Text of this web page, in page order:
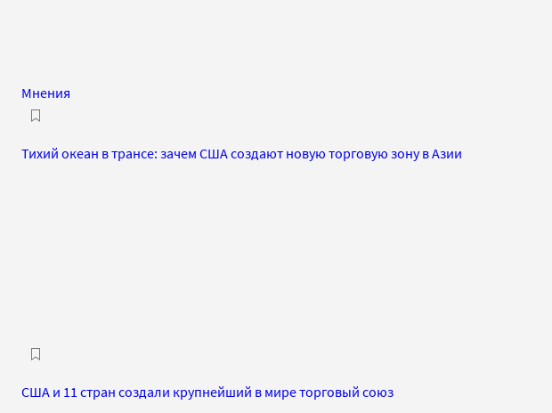
Мнения
Тихий океан в трансе: зачем США создают новую торговую зону в Азии
США и 11 стран создали крупнейший в мире торговый союз